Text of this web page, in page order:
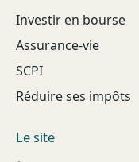
Investir en bourse
Assurance-vie
SCPI
Réduire ses impôts
Le site